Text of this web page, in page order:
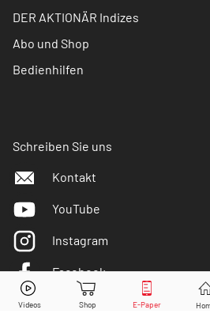
GFT Technologies Aktie jetzt handeln?
DER AKTIONÄR Indizes
Abo und Shop
Bedienhilfen
Schreiben Sie uns
Kontakt
YouTube
Instagram
Facebook
Twitter